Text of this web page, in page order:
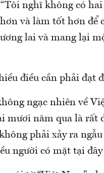
nghĩ không có
và làm tốt hơn để
lai và mang lại
điều cần phải đạt
ngạc nhiên về
mươi năm qua là rất
phải xảy ra
người có mặt tại đây